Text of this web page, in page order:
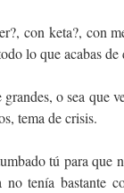
con keta?, con
lo que acabas de
o sea que
tema de crisis.
tú para
no tenía bastante